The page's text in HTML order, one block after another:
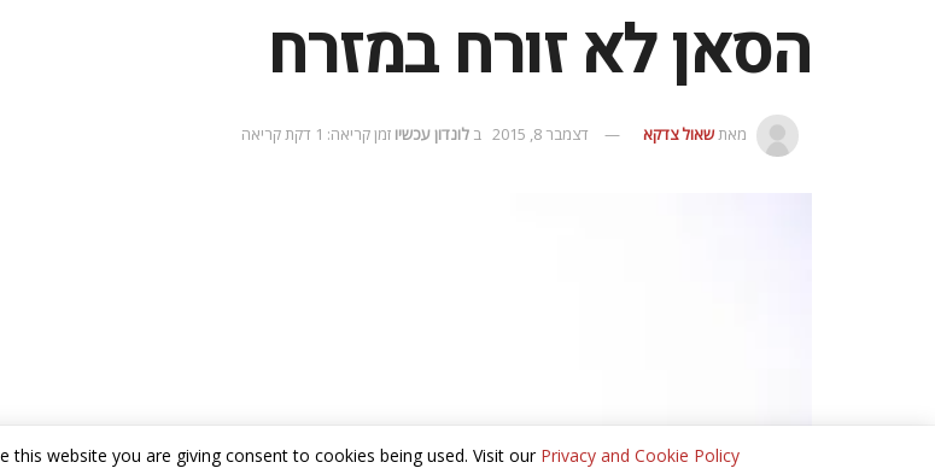
הסאן לא זורח במזרח
מאתשאול צדקא דצמבר 8, 2015 ב לונדון עכשיו זמן קריאה: 1 דקת קריאה
this website you are giving consent to cookies being used. Visit our Privacy and Cookie Policy